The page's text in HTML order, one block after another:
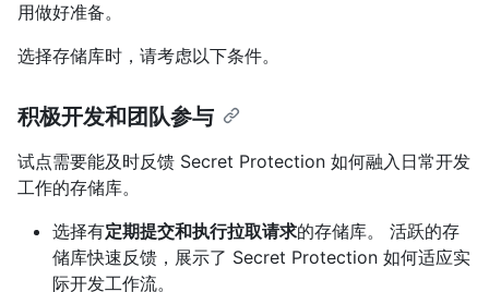
用做好准备。
选择存储库时，请考虑以下条件。
积极开发和团队参与
试点需要能及时反馈 Secret Protection 如何融入日常开发
工作的存储库。
选择有定期提交和执行拉取请求的存储库。 活跃的存
储库快速反馈，展示了 Secret Protection 如何适应实
际开发工作流。